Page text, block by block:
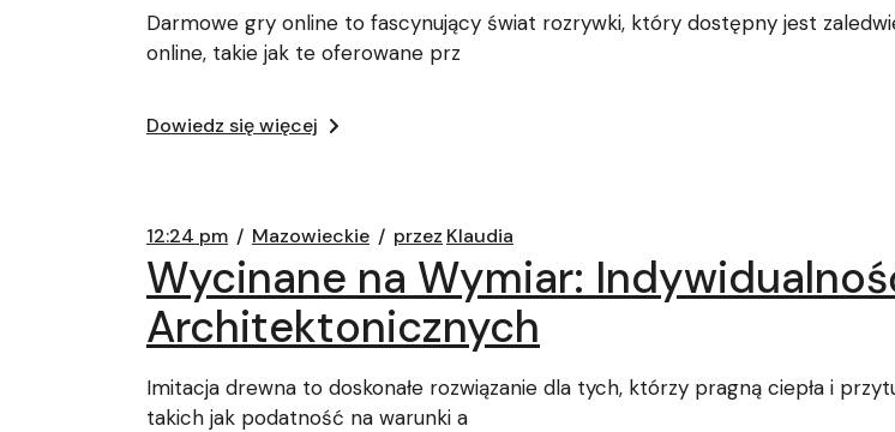
Darmowe gry online to fascynujący świat rozrywki, który dostępny jest
online, takie jak te oferowane prz
Dowiedz się więcej
12:24 pm Mazowieckie przez Klaudia
Wycinane na Wymiar:
Architektonicznych
Imitacja drewna to doskonałe rozwiązanie dla tych, którzy pragną ciepła i
takich jak podatność na warunki a